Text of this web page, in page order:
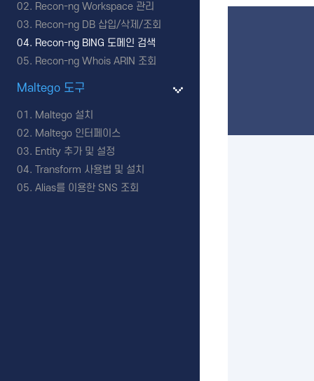
Recon-ng Workspace 관리
Recon-ng DB 삽입/삭제/조회
Recon-ng BING 도메인 검색
Recon-ng Whois ARIN 조회
Maltego 도구
Maltego 설치
Maltego 인터페이스
Entity 추가 및 설정
Transform 사용법 및 설치
Alias를 이용한 SNS 조회